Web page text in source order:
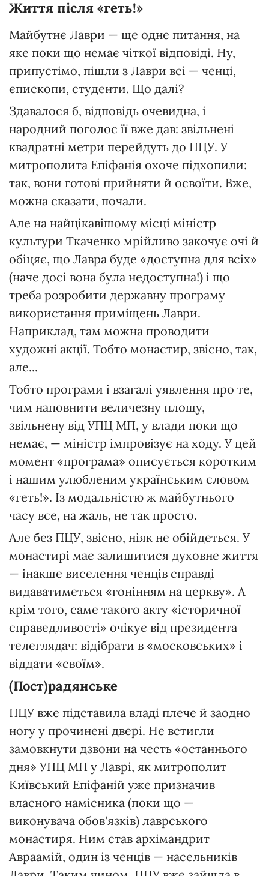
Життя після «геть!»
Майбутнє Лаври — ще одне питання, на
яке поки що немає чіткої відповіді. Ну,
припустімо, пішли з Лаври всі — ченці,
єпископи, студенти. Що далі?
Здавалося б, відповідь очевидна, і
народний поголос її вже дав: звільнені
квадратні метри перейдуть до ПЦУ. У
митрополита Епіфанія охоче підхопили:
так, вони готові прийняти й освоїти. Вже,
можна сказати, почали.
Але на найцікавішому місці міністр
культури Ткаченко мрійливо закочує очі й
обіцяє, що Лавра буде «доступна для всіх»
(наче досі вона була недоступна!) і що
треба розробити державну програму
використання приміщень Лаври.
Наприклад, там можна проводити
художні акції. Тобто монастир, звісно, так,
але...
Тобто програми і взагалі уявлення про те,
чим наповнити величезну площу,
звільнену від УПЦ МП, у влади поки що
немає, — міністр імпровізує на ходу. У цей
момент «програма» описується коротким
і нашим улюбленим українським словом
«геть!». Із модальністю ж майбутнього
часу все, на жаль, не так просто.
Але без ПЦУ, звісно, ніяк не обійдеться. У
монастирі має залишитися духовне життя
— інакше виселення ченців справді
видаватиметься «гонінням на церкву». А
крім того, саме такого акту «історичної
справедливості» очікує від президента
телеглядач: відібрати в «московських» і
віддати «своїм».
(Пост)радянське
ПЦУ вже підставила владі плече й заодно
ногу у прочинені двері. Не встигли
замовкнути дзвони на честь «останнього
дня» УПЦ МП у Лаврі, як митрополит
Київський Епіфаній уже призначив
власного намісника (поки що —
виконувача обов'язків) лаврського
монастиря. Ним став архімандрит
Авраамій, один із ченців — насельників